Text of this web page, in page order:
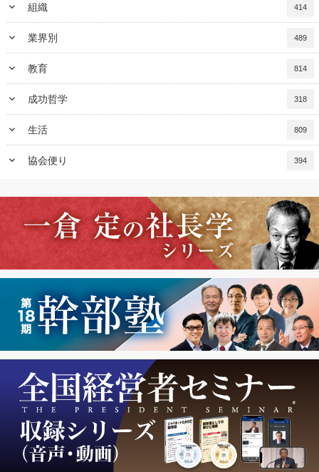
keyboard_arrow_down 組織 414
keyboard_arrow_down 業界別 489
keyboard_arrow_down 教育 814
keyboard_arrow_down 成功哲学 318
keyboard_arrow_down 生活 809
keyboard_arrow_down 協会便り 394